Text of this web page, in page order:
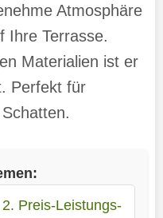
Atmosphäre
Ihre Terrasse.
Materialien ist er
Perfekt für
2. Preis-Leistungs-